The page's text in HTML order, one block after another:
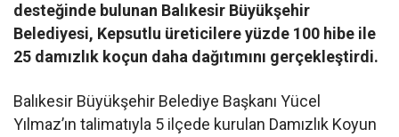
desteğinde bulunan Balıkesir Büyükşehir
Belediyesi, Kepsutlu üreticilere yüzde 100 hibe ile
25 damızlık koçun daha dağıtımını gerçekleştirdi.
Balıkesir Büyükşehir Belediye Başkanı Yücel
Yılmaz’ın talimatıyla 5 ilçede kurulan Damızlık Koyun